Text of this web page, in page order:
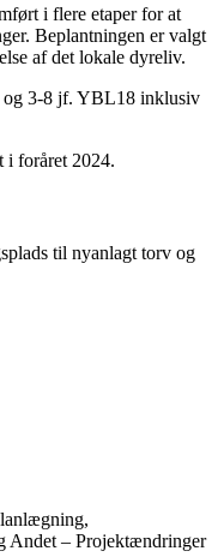
i flere etaper for at
Beplantningen er valgt
af det lokale dyreliv.
3-8 jf. YBL18 inklusiv
i foråret 2024.
til nyanlagt torv og
Andet – Projektændringer